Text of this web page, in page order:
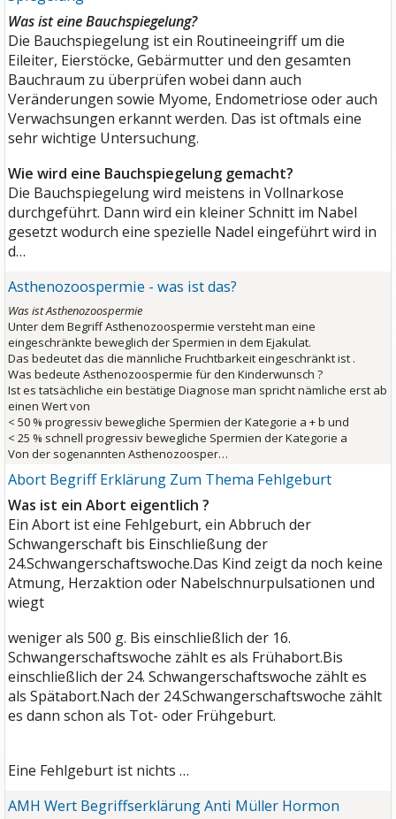
Was ist eine Bauchspiegelung?
Die Bauchspiegelung ist ein Routineeingriff um die
Eileiter, Eierstöcke, Gebärmutter und den gesamten
Bauchraum zu überprüfen wobei dann auch
Veränderungen sowie Myome, Endometriose oder auch
Verwachsungen erkannt werden. Das ist oftmals eine
sehr wichtige Untersuchung.
Wie wird eine Bauchspiegelung gemacht?
Die Bauchspiegelung wird meistens in Vollnarkose
durchgeführt. Dann wird ein kleiner Schnitt im Nabel
gesetzt wodurch eine spezielle Nadel eingeführt wird in
d…
Asthenozoospermie - was ist das?
Was ist Asthenozoospermie
Unter dem Begriff Asthenozoospermie versteht man eine
eingeschränkte beweglich der Spermien in dem Ejakulat.
Das bedeutet das die männliche Fruchtbarkeit eingeschränkt ist .
Was bedeute Asthenozoospermie für den Kinderwunsch ?
Ist es tatsächliche ein bestätige Diagnose man spricht nämliche erst ab
einen Wert von
< 50 % progressiv bewegliche Spermien der Kategorie a + b und
< 25 % schnell progressiv bewegliche Spermien der Kategorie a
Von der sogenannten Asthenozoosper…
Abort Begriff Erklärung Zum Thema Fehlgeburt
Was ist ein Abort eigentlich ?
Ein Abort ist eine Fehlgeburt, ein Abbruch der
Schwangerschaft bis Einschließung der
24.Schwangerschaftswoche.Das Kind zeigt da noch keine
Atmung, Herzaktion oder Nabelschnurpulsationen und
wiegt
weniger als 500 g. Bis einschließlich der 16.
Schwangerschaftswoche zählt es als Frühabort.Bis
einschließlich der 24. Schwangerschaftswoche zählt es
als Spätabort.Nach der 24.Schwangerschaftswoche zählt
es dann schon als Tot- oder Frühgeburt.
Eine Fehlgeburt ist nichts …
AMH Wert Begriffserklärung Anti Müller Hormon